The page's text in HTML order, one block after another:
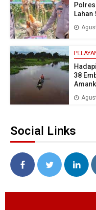
Lahan
38
Social Links